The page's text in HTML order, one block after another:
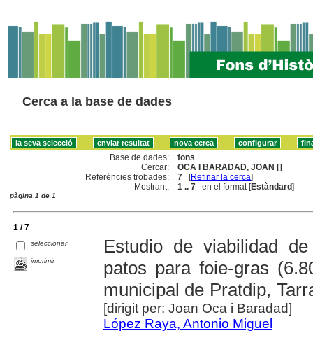
Cerca a la base de dades
Base de dades:
fons
Cercar:
OCA I BARADAD, JOAN []
Referències trobades:
7 [Refinar la cerca]
Mostrant:
1 .. 7 en el format [Estàndard]
pàgina 1 de 1
1 / 7
seleccionar
imprimir
Estudio de viabilidad
patos para foie-gras
municipal de Pratdip,
[dirigit per: Joan Oca i Baradad]
López Raya, Antonio Miguel